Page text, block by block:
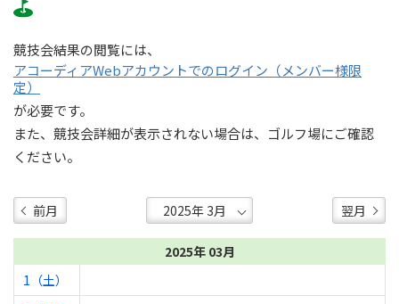
競技会結果の閲覧には、
アコーディアWebアカウントでのログイン（メンバー様限
定）
が必要です。
また、競技会詳細が表示されない場合は、ゴルフ場にご確認
ください。
前月 翌月
2025年 03月
1（土）